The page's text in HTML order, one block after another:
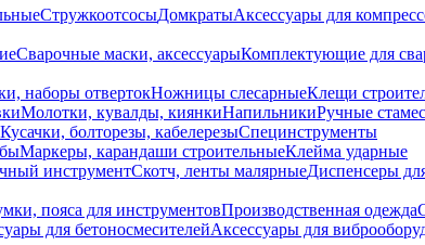
СтружкоотсосыДомкратыАксессуары для
Сварочные маски, аксессуарыКомплектующие для
наборы отвертокНожницы слесарныеКлещи
Молотки, кувалды, киянкиНапильникиРучные
Кусачки, болторезы, кабелерезыСпецинструменты
Маркеры, карандаши строительныеКлейма ударные
инструментСкотч, ленты малярныеДиспенсеры
пояса для инструментовПроизводственная одежда
для бетоносмесителейАксессуары для